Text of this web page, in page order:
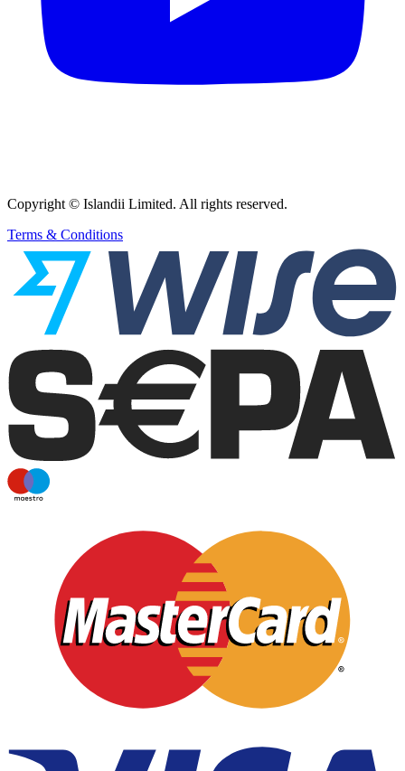
Copyright © Islandii Limited. All rights reserved.
Terms & Conditions